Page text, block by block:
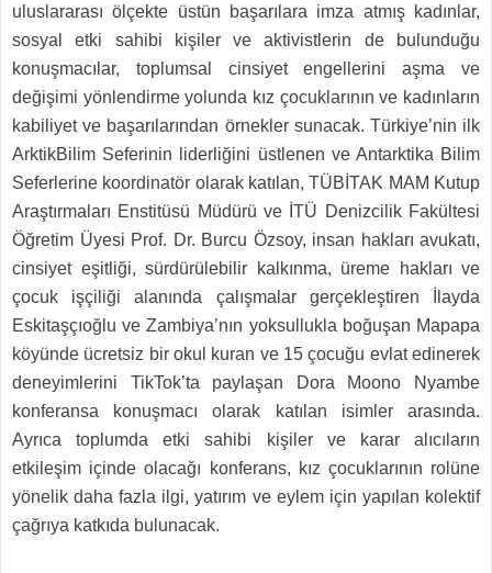
uluslararası ölçekte üstün başarılara imza atmış kadınlar,
sosyal etki sahibi kişiler ve aktivistlerin de bulunduğu
konuşmacılar, toplumsal cinsiyet engellerini aşma ve
değişimi yönlendirme yolunda kız çocuklarının ve kadınların
kabiliyet ve başarılarından örnekler sunacak. Türkiye’nin ilk
ArktikBilim Seferinin liderliğini üstlenen ve Antarktika Bilim
Seferlerine koordinatör olarak katılan, TÜBİTAK MAM Kutup
Araştırmaları Enstitüsü Müdürü ve İTÜ Denizcilik Fakültesi
Öğretim Üyesi Prof. Dr. Burcu Özsoy, insan hakları avukatı,
cinsiyet eşitliği, sürdürülebilir kalkınma, üreme hakları ve
çocuk işçiliği alanında çalışmalar gerçekleştiren İlayda
Eskitaşçıoğlu ve Zambiya’nın yoksullukla boğuşan Mapapa
köyünde ücretsiz bir okul kuran ve 15 çocuğu evlat edinerek
deneyimlerini TikTok’ta paylaşan Dora Moono Nyambe
konferansa konuşmacı olarak katılan isimler arasında.
Ayrıca toplumda etki sahibi kişiler ve karar alıcıların
etkileşim içinde olacağı konferans, kız çocuklarının rolüne
yönelik daha fazla ilgi, yatırım ve eylem için yapılan kolektif
çağrıya katkıda bulunacak.